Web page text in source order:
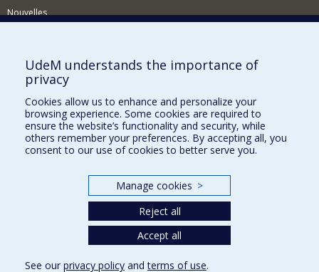
Nouvelles
Comment soutenir le Département?
BESOIN D'AIDE?
Plan du site
Signaler une erreur
Accessibilité
Nos départements et écoles
UdeM understands the importance of
privacy
Cookies allow us to enhance and personalize your
browsing experience. Some cookies are required to
ensure the website’s functionality and security, while
others remember your preferences. By accepting all, you
consent to our use of cookies to better serve you.
Manage cookies >
Reject all
Accept all
See our privacy policy andterms of use.